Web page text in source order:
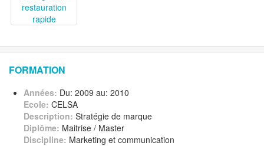
FORMATION
Années: Du: 2009 au: 2010
Ecole: CELSA
Description: Stratégie de marque
Diplôme: Maitrise / Master
Discipline: Marketing et communication